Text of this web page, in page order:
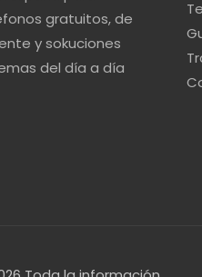
gratuitos, de
y sokuciones
del día a día